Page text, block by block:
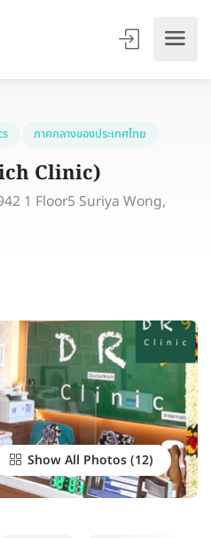
Clinic)
1 Floor5 Suriya Wong,
Show All Photos